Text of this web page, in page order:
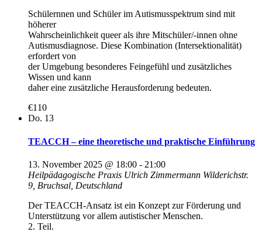
Schülernnen und Schüler im Autismusspektrum sind mit
höherer
Wahrscheinlichkeit queer als ihre Mitschüler/-innen ohne
Autismusdiagnose. Diese Kombination (Intersektionalität)
erfordert von
der Umgebung besonderes Feingefühl und zusätzliches
Wissen und kann
daher eine zusätzliche Herausforderung bedeuten.
€110
Do. 13
TEACCH – eine theoretische und praktische Einführung
13. November 2025 @ 18:00 - 21:00
Heilpädagogische Praxis Ulrich Zimmermann Wilderichstr.
9, Bruchsal, Deutschland
Der TEACCH-Ansatz ist ein Konzept zur Förderung und
Unterstützung vor allem autistischer Menschen.
2. Teil.